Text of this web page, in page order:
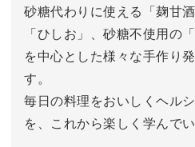
砂糖代わりに使える「麹甘
「ひしお」、砂糖不使用の
を中心とした様々な手作り
す。
毎日の料理をおいしくヘル
を、これから楽しく学んで